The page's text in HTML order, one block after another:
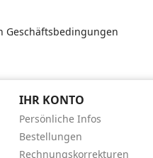
Geschäftsbedingungen
IHR KONTO
Persönliche Infos
Bestellungen
Rechnungskorrekturen